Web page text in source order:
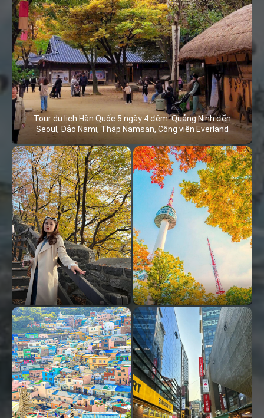
Tour du lịch Hàn Quốc 5 ngày 4 đêm: Quảng Ninh đến
Seoul, Đảo Nami, Tháp Namsan, Công viên Everland